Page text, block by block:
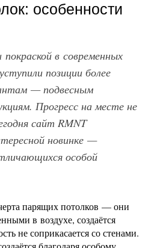
особенности
в современных
позиции более
— подвесным
Прогресс на месте не
сайт RMNT
новинке —
особой
парящих потолков — они
в воздухе, создаётся
не соприкасается со стенами.